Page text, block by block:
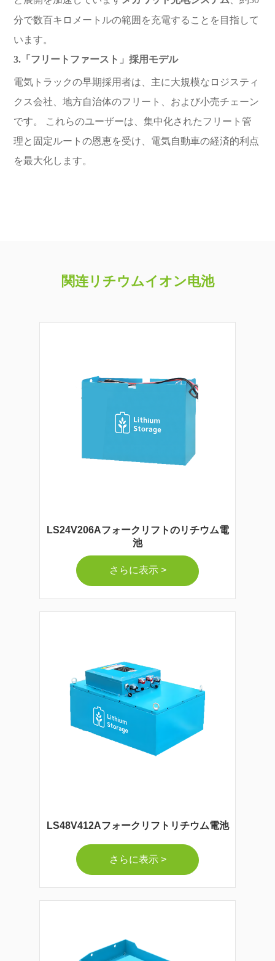
分で数百キロメートルの範囲を充電することを目指して
います。
3.「フリートファースト」採用モデル
電気トラックの早期採用者は、主に大規模なロジスティ
クス会社、地方自治体のフリート、および小売チェーン
です。 これらのユーザーは、集中化されたフリート管
理と固定ルートの恩恵を受け、電気自動車の経済的利点
を最大化します。
関连リチウムイオン电池
LS24V206Aフォークリフトのリチウム電
池
さらに表示 >
LS48V412Aフォークリフトリチウム電池
さらに表示 >